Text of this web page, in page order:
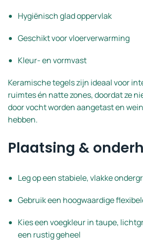
Hygiënisch glad oppervlak
Geschikt voor vloerverwarming
Kleur- en vormvast
Keramische tegels zijn ideaal voor
ruimtes én natte zones, doordat ze
door vocht worden aangetast en
hebben.
Plaatsing &
Leg op een stabiele, vlakke
Gebruik een hoogwaardige
Kies een voegkleur in taupe,
een rustig geheel